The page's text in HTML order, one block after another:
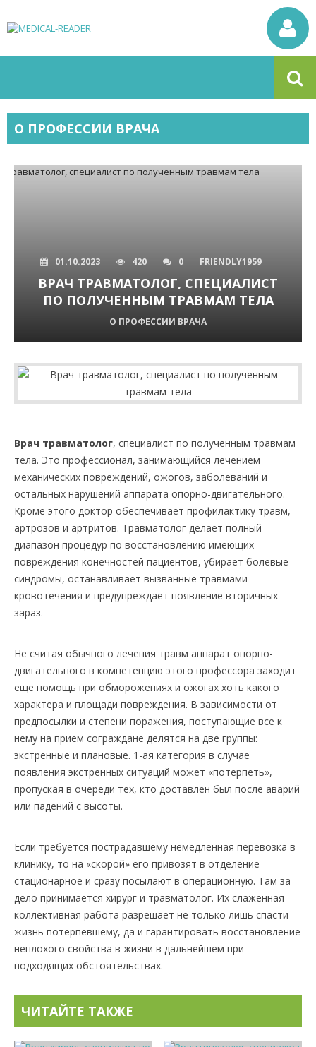
О ПРОФЕССИИ ВРАЧА
01.10.2023 420 0 FRIENDLY1959
ВРАЧ ТРАВМАТОЛОГ, СПЕЦИАЛИСТ
ПО ПОЛУЧЕННЫМ ТРАВМАМ ТЕЛА
О ПРОФЕССИИ ВРАЧА
Врач травматолог, специалист по полученным травмам
тела. Это профессионал, занимающийся лечением
механических повреждений, ожогов, заболеваний и
остальных нарушений аппарата опорно-двигательного.
Кроме этого доктор обеспечивает профилактику травм,
артрозов и артритов. Травматолог делает полный
диапазон процедур по восстановлению имеющих
повреждения конечностей пациентов, убирает болевые
синдромы, останавливает вызванные травмами
кровотечения и предупреждает появление вторичных
зараз.
Не считая обычного лечения травм аппарат опорно-
двигательного в компетенцию этого профессора заходит
еще помощь при обморожениях и ожогах хоть какого
характера и площади повреждения. В зависимости от
предпосылки и степени поражения, поступающие все к
нему на прием сограждане делятся на две группы:
экстренные и плановые. 1-ая категория в случае
появления экстренных ситуаций может «потерпеть»,
пропуская в очереди тех, кто доставлен был после аварий
или падений с высоты.
Если требуется пострадавшему немедленная перевозка в
клинику, то на «скорой» его привозят в отделение
стационарное и сразу посылают в операционную. Там за
дело принимается хирург и травматолог. Их слаженная
коллективная работа разрешает не только лишь спасти
жизнь потерпевшему, да и гарантировать восстановление
неплохого свойства в жизни в дальнейшем при
подходящих обстоятельствах.
ЧИТАЙТЕ ТАКЖЕ